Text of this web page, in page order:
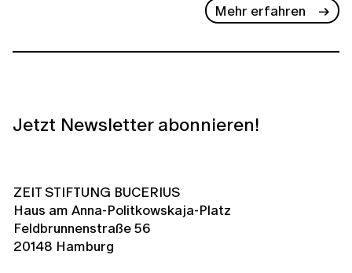
Mehr erfahren
Jetzt Newsletter abonnieren!
ZEIT STIFTUNG BUCERIUS
Haus am Anna-Politkowskaja-Platz
Feldbrunnenstraße 56
20148 Hamburg